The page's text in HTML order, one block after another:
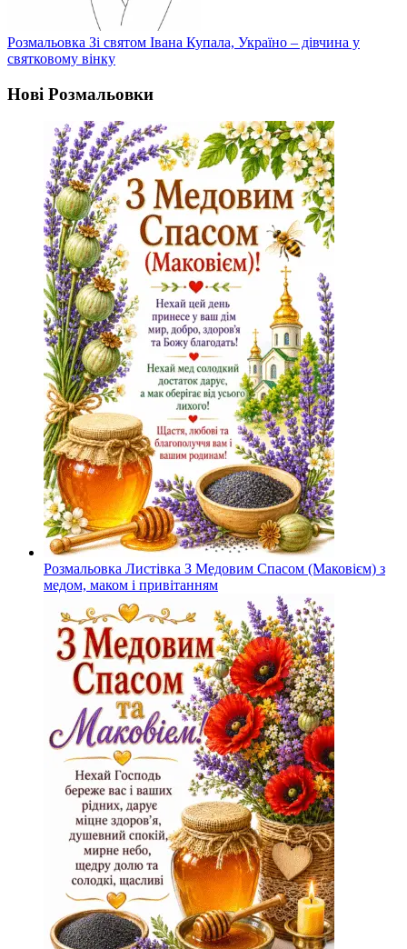
Розмальовка Зі святом Івана Купала, Україно – дівчина у
святковому вінку
Нові Розмальовки
Розмальовка Листівка З Медовим Спасом (Маковієм) з
медом, маком і привітанням